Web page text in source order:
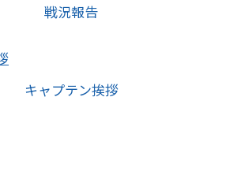
戦況報告
キャプテン挨拶